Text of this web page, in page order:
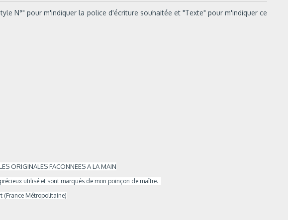
N°" pour m'indiquer la police d'écriture souhaitée et "Texte" pour m'indiquer ce
ORIGINALES FACONNEES A LA MAIN
utilisé et sont marqués de mon poinçon de maître.
(France Métropolitaine)